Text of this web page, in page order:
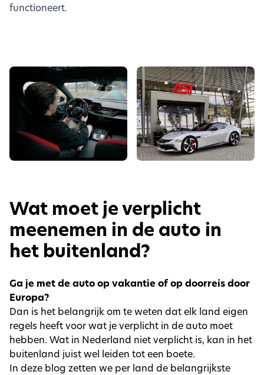
functioneert.
Wat moet je verplicht
meenemen in de auto in
het buitenland?
Ga je met de auto op vakantie of op doorreis door
Europa?
Dan is het belangrijk om te weten dat elk land eigen
regels heeft voor wat je verplicht in de auto moet
hebben. Wat in Nederland niet verplicht is, kan in het
buitenland juist wel leiden tot een boete.
In deze blog zetten we per land de belangrijkste